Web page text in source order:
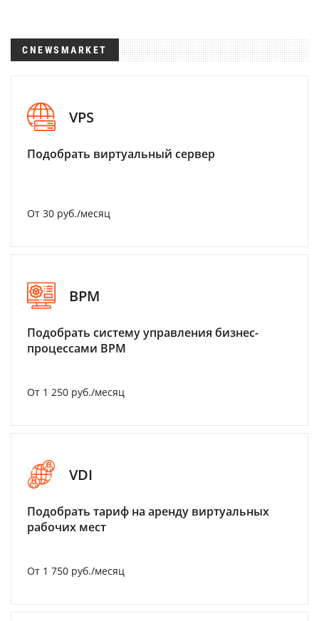
CNEWSMARKET
VPS
Подобрать виртуальный сервер
От 30 руб./месяц
BPM
Подобрать систему управления бизнес-
процессами BPM
От 1 250 руб./месяц
VDI
Подобрать тариф на аренду виртуальных
рабочих мест
От 1 750 руб./месяц